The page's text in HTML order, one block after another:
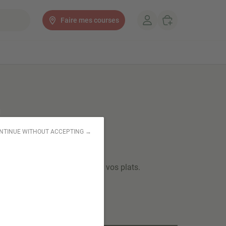
WITHOUT ACCEPTING →
Faire mes courses
blanc
pour accompagner tous vos plats.